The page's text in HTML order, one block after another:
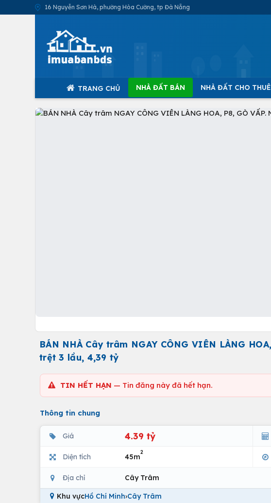
16 Nguyễn Sơn Hà, phường Hòa Cường, tp Đà Nẵng
TRANG CHỦ NHÀ ĐẤT BÁN NHÀ ĐẤT CHO THUÊ
BÁN NHÀ Cây trâm NGAY CÔNG VIÊN LÀNG
trệt 3 lầu, 4,39 tỷ
TIN HẾT HẠN — Tin đăng này đã hết hạn.
Thông tin chung
Giá 4.39 tỷ
Diện tích 45m
2
Địa chỉ Cây Trâm
Khu vựcHồ Chí Minh›Cây Trâm